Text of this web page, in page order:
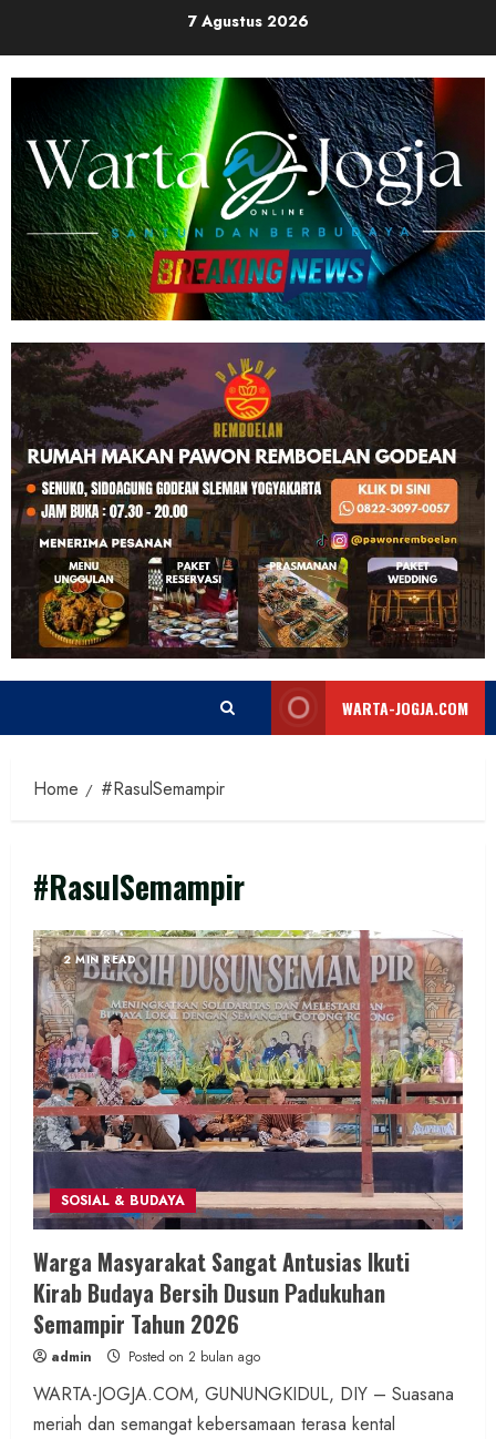
content
7 Agustus 2026
WARTA-JOGJA.COM
Home #RasulSemampir
#RasulSemampir
2 MIN READ
SOSIAL & BUDAYA
Warga Masyarakat Sangat Antusias Ikuti
Kirab Budaya Bersih Dusun Padukuhan
Semampir Tahun 2026
admin Posted on 2 bulan ago
WARTA-JOGJA.COM, GUNUNGKIDUL, DIY – Suasana
meriah dan semangat kebersamaan terasa kental